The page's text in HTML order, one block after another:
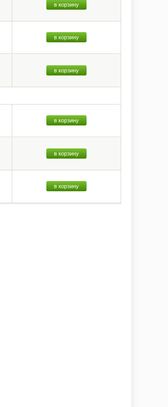
в корзину
в корзину
в корзину
в корзину
в корзину
в корзину